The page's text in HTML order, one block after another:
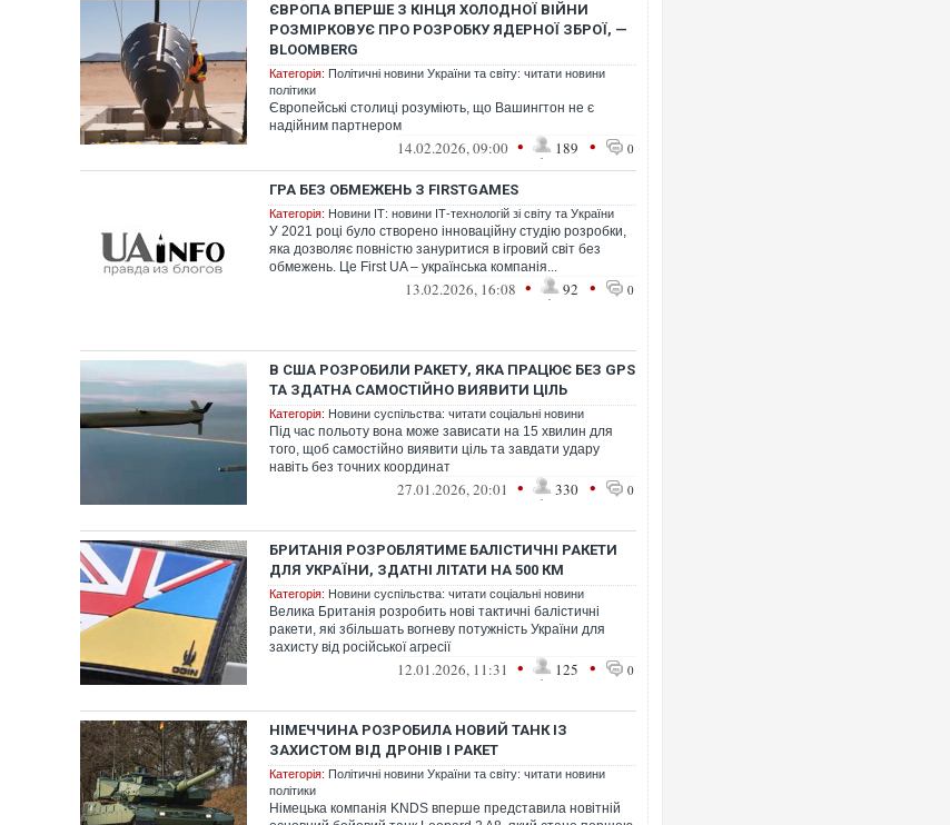
ЄВРОПА ВПЕРШЕ З КІНЦЯ ХОЛОДНОЇ ВІЙНИ
РОЗМІРКОВУЄ ПРО РОЗРОБКУ ЯДЕРНОЇ ЗБРОЇ, —
BLOOMBERG
Категорія: Політичні новини України та світу: читати новини
політики
Європейські столиці розуміють, що Вашингтон не є
надійним партнером
14.02.2026, 09:00 • 189 • 0
ГРА БЕЗ ОБМЕЖЕНЬ З FIRSTGAMES
Категорія: Новини ІТ: новини ІТ-технологій зі світу та України
У 2021 році було створено інноваційну студію розробки,
яка дозволяє повністю зануритися в ігровий світ без
обмежень. Це First UA – українська компанія...
13.02.2026, 16:08 • 92 • 0
В США РОЗРОБИЛИ РАКЕТУ, ЯКА ПРАЦЮЄ БЕЗ GPS
ТА ЗДАТНА САМОСТІЙНО ВИЯВИТИ ЦІЛЬ
Категорія: Новини суспільства: читати соціальні новини
Під час польоту вона може зависати на 15 хвилин для
того, щоб самостійно виявити ціль та завдати удару
навіть без точних координат
27.01.2026, 20:01 • 330 • 0
БРИТАНІЯ РОЗРОБЛЯТИМЕ БАЛІСТИЧНІ РАКЕТИ
ДЛЯ УКРАЇНИ, ЗДАТНІ ЛІТАТИ НА 500 КМ
Категорія: Новини суспільства: читати соціальні новини
Велика Британія розробить нові тактичні балістичні
ракети, які збільшать вогневу потужність України для
захисту від російської агресії
12.01.2026, 11:31 • 125 • 0
НІМЕЧЧИНА РОЗРОБИЛА НОВИЙ ТАНК ІЗ
ЗАХИСТОМ ВІД ДРОНІВ І РАКЕТ
Категорія: Політичні новини України та світу: читати новини
політики
Німецька компанія KNDS вперше представила новітній